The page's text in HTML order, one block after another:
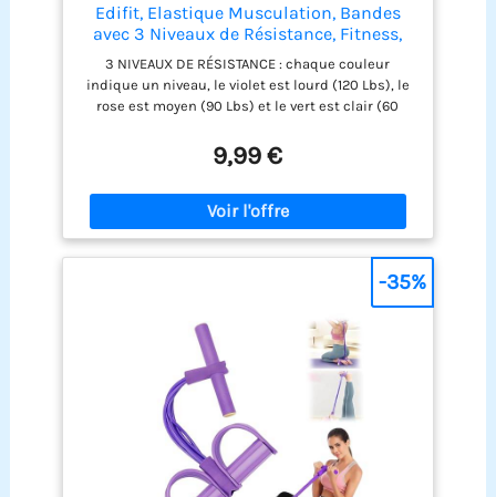
Edifit, Elastique Musculation, Bandes
avec 3 Niveaux de Résistance, Fitness,
Antidérapantes, Pack de 3, pour Gym,
Yoga, Crossfit, Pilates ou Exercices à
Domicile (Violet, Rose et Vert)
3 NIVEAUX DE RÉSISTANCE : chaque couleur
indique un niveau, le violet est lourd (120 Lbs), le
rose est moyen (90 Lbs) et le vert est clair (60
musculation avec des matériaux de première
qualité et des coutures bien renforcées, élasticité
durable et résistante dans le temps, matériel de
fitness de qualité. MATÉRIAUX DE GARANTIE : Les
bandes élastiques sont fabriquées à partir de
matériaux en polyester et coton de haute qualité,
anti-roulis, antidérapants et anti-déchirure, de
plus, elles sont résistantes et durables. Idéal pour
exercer les chaînes, les jambes et les fessiers.
LÉGER ET PORTABLE : comprend un sac de
transport avec lequel vous pouvez emporter les
bandes n'importe où et ainsi pouvoir vous
entraîner à tout moment, parfait pour faire de
l'exercice au bureau, à l'extérieur, en voyage et
plus encore. GARANTIE TOTALE : ne vous inquiétez
pas, les produits edifit bénéficient d'une garantie
européenne, si vous rencontrez des problèmes
9,99 €
-35%